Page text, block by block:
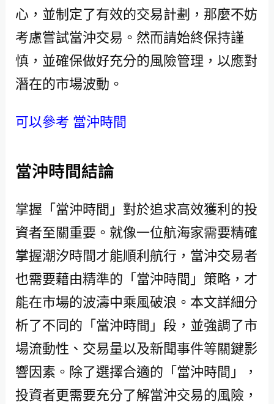
心，並制定了有效的交易計劃，那麼不妨
考慮嘗試當沖交易。然而請始終保持謹
慎，並確保做好充分的風險管理，以應對
潛在的市場波動。
可以參考 當沖時間
當沖時間結論
掌握「當沖時間」對於追求高效獲利的投
資者至關重要。就像一位航海家需要精確
掌握潮汐時間才能順利航行，當沖交易者
也需要藉由精準的「當沖時間」策略，才
能在市場的波濤中乘風破浪。本文詳細分
析了不同的「當沖時間」段，並強調了市
場流動性、交易量以及新聞事件等關鍵影
響因素。除了選擇合適的「當沖時間」，
投資者更需要充分了解當沖交易的風險，